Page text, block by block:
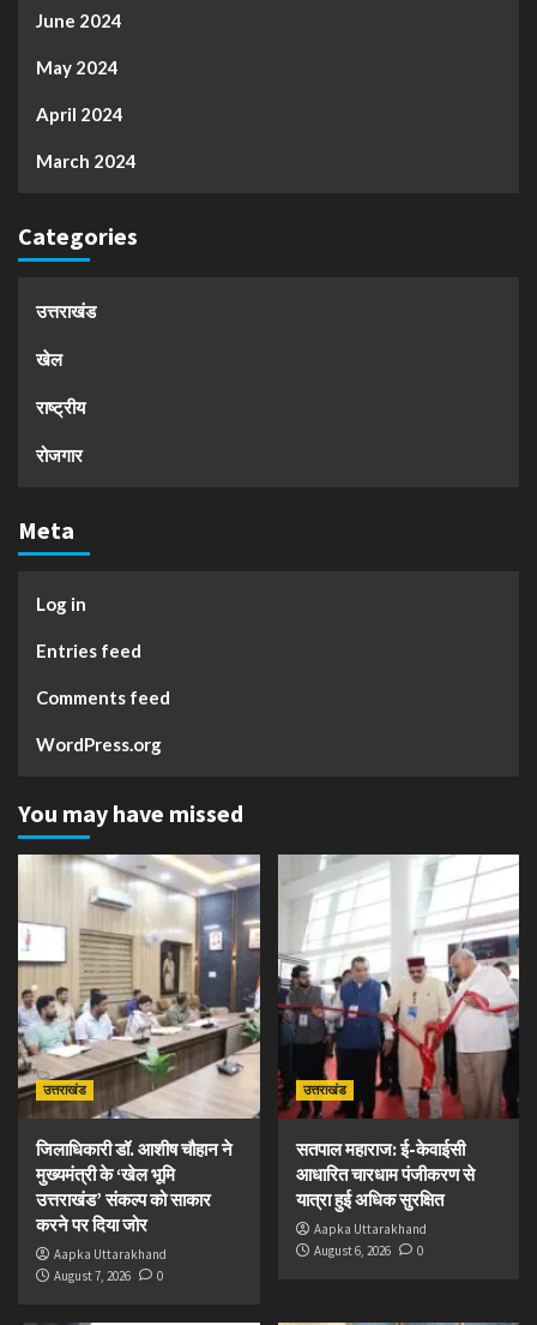
June 2024
May 2024
April 2024
March 2024
Categories
उत्तराखंड
खेल
राष्ट्रीय
रोजगार
Meta
Log in
Entries feed
Comments feed
WordPress.org
You may have missed
उत्तराखंड
जिलाधिकारी डॉ. आशीष चौहान ने
मुख्यमंत्री के ‘खेल भूमि
उत्तराखंड’ संकल्प को साकार
करने पर दिया जोर
Aapka Uttarakhand
August 7, 2026
0
उत्तराखंड
सतपाल महाराज: ई-केवाईसी
आधारित चारधाम पंजीकरण से
यात्रा हुई अधिक सुरक्षित
Aapka Uttarakhand
August 6, 2026
0